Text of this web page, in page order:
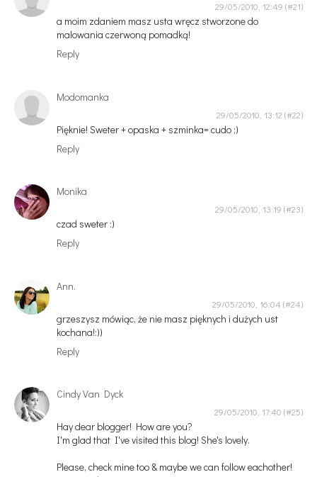
29/05/2010, 12:49
a moim zdaniem masz usta wręcz stworzone do
malowania czerwoną pomadką!
Reply
Modomanka
29/05/2010, 13:12
Pięknie! Sweter + opaska + szminka= cudo ;)
Reply
Monika
29/05/2010, 13:19
czad sweter :)
Reply
Ann.
29/05/2010, 16:04
grzeszysz mówiąc, że nie masz pięknych i dużych ust
kochana!:))
Reply
Cindy Van Dyck
29/05/2010, 17:40
Hay dear blogger! How are you?
I'm glad that I've visited this blog! She's lovely.
Please, check mine too & maybe we can follow eachother!